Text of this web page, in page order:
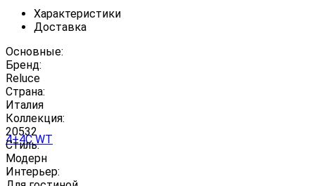
Характеристики
Доставка
Основные:
Бренд:
Reluce
Страна:
Италия
Коллекция:
20532
Стиль:
Модерн
Интерьер: